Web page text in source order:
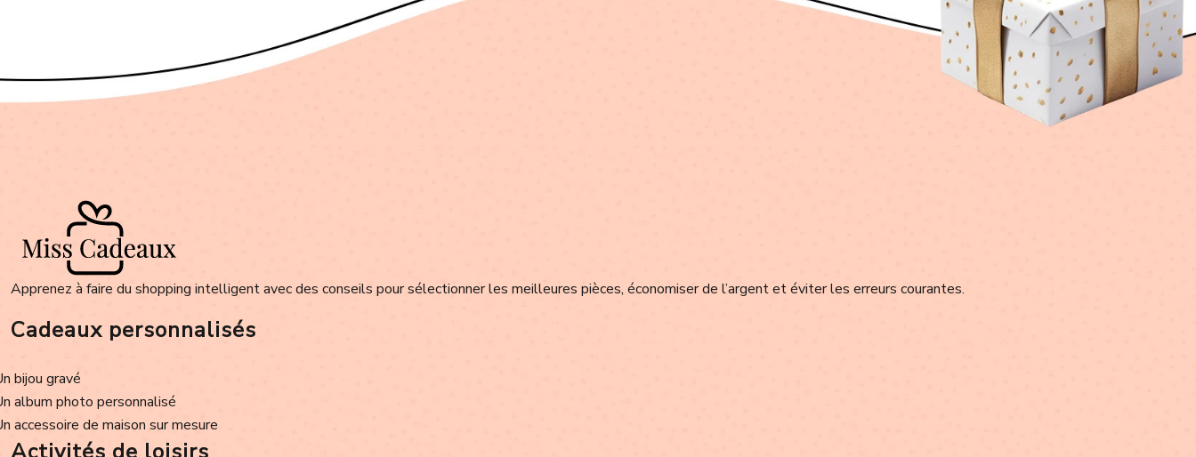
Apprenez à faire du shopping intelligent avec des conseils pour sélectionner les meilleures pièces, économiser de l’argent et éviter les erreurs courantes.
Cadeaux personnalisés
bijou gravé
album photo personnalisé
accessoire de maison sur mesure